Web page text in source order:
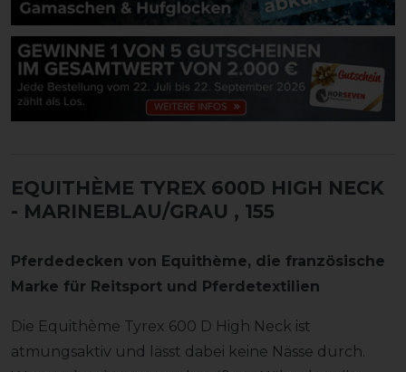
EQUITHÈME TYREX 600D HIGH NECK
- MARINEBLAU/GRAU , 155
Pferdedecken von Equithème, die französische
Marke für Reitsport und Pferdetextilien
Die Equithème Tyrex 600 D High Neck ist
atmungsaktiv und lässt dabei keine Nässe durch.